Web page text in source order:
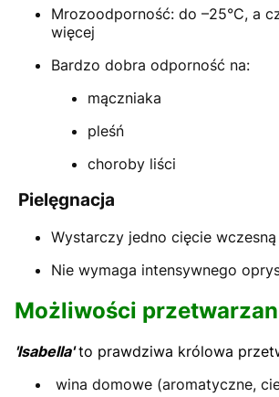
Mrozoodporność: do –25°C, a
więcej
Bardzo dobra odporność na:
mączniaka
pleśń
choroby liści
Pielęgnacja
Wystarczy jedno cięcie
Nie wymaga intensywnego
Możliwości
'Isabella'to prawdziwa królowa
wina domowe (aromatyczne,